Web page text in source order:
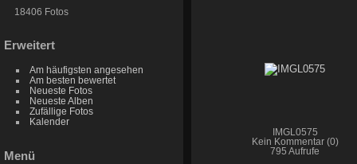
18406 Fotos
Erweitert
Am häufigsten angesehen
Am besten bewertet
Neueste Fotos
Neueste Alben
Zufällige Fotos
Kalender
Menü
IMGL0575
Kein Kommentar (0)
795 Aufrufe